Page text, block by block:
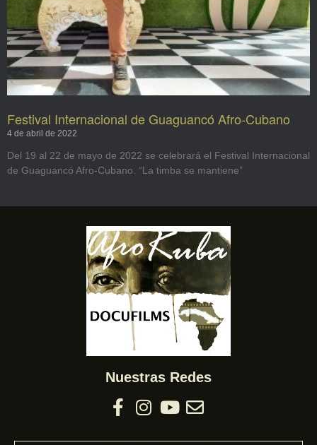
Festival Internacional de Guaguancó Afro-Cubano
4 de abril de 2022
Del 19 al 22 de mayo de 2022 se celebrará el Festival Internacional
de Guaguancó Afro-Cubano. “La timba se mantiene”
Nuestras Redes